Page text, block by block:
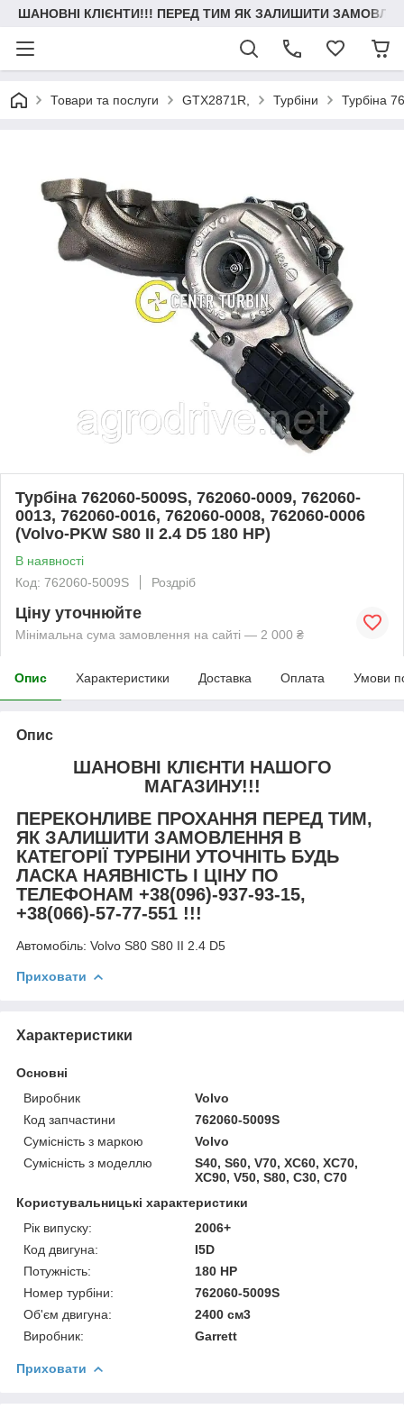
ШАНОВНІ КЛІЄНТИ!!! ПЕРЕД ТИМ ЯК ЗАЛИШИТИ
Товари та послуги GTX2871R, Турбіни Турбіна
Турбіна 762060-5009S, 762060-0009, 762060-
0013, 762060-0016, 762060-0008, 762060-0006
(Volvo-PKW S80 II 2.4 D5 180 HP)
В наявності
Код: 762060-5009S
Роздріб
Ціну уточнюйте
Мінімальна сума замовлення на сайті — 2 000 ₴
Опис Характеристики Доставка Оплата Умови
Опис
ШАНОВНІ КЛІЄНТИ НАШОГО
МАГАЗИНУ!!!
ПЕРЕКОНЛИВЕ ПРОХАННЯ ПЕРЕД ТИМ,
ЯК ЗАЛИШИТИ ЗАМОВЛЕННЯ В
КАТЕГОРІЇ ТУРБІНИ УТОЧНІТЬ БУДЬ
ЛАСКА НАЯВНІСТЬ І ЦІНУ ПО
ТЕЛЕФОНАМ +38(096)-937-93-15,
+38(066)-57-77-551 !!!
Автомобіль: Volvo S80 S80 II 2.4 D5
Приховати
Характеристики
Основні
Виробник
Volvo
Код запчастини
762060-5009S
Сумісність з маркою
Volvo
Сумісність з моделлю
S40, S60, V70, XC60, XC70,
XC90, V50, S80, C30, C70
Користувальницькі характеристики
Рік випуску:
2006+
Код двигуна:
I5D
Потужність:
180 HP
Номер турбіни:
762060-5009S
Об'єм двигуна:
2400 см3
Виробник:
Garrett
Приховати